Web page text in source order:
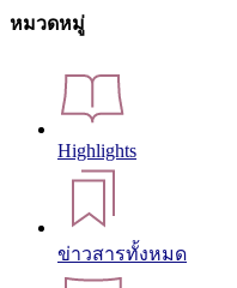
หมวดหมู่
Highlights
ข่าวสารทั้งหมด